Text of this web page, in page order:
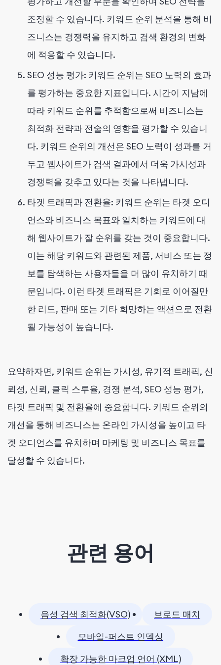
조정할 수 있습니다. 키워드 순위 분석을 통해 비
즈니스는 경쟁력을 유지하고 검색 환경의 변화
에 적응할 수 있습니다.
SEO 성능 평가: 키워드 순위는 SEO 노력의 효과
를 평가하는 중요한 지표입니다. 시간이 지남에
따라 키워드 순위를 추적함으로써 비즈니스는
최적화 전략과 전술의 영향을 평가할 수 있습니
다. 키워드 순위의 개선은 SEO 노력이 성과를 거
두고 웹사이트가 검색 결과에서 더욱 가시성과
경쟁력을 갖추고 있다는 것을 나타냅니다.
타겟 트래픽과 전환율: 키워드 순위는 타겟 오디
언스와 비즈니스 목표와 일치하는 키워드에 대
해 웹사이트가 잘 순위를 갖는 것이 중요합니다.
이는 해당 키워드와 관련된 제품, 서비스 또는 정
보를 탐색하는 사용자들을 더 많이 유치하기 때
문입니다. 이런 타겟 트래픽은 기회로 이어질만
한 리드, 판매 또는 기타 희망하는 액션으로 전환
될 가능성이 높습니다.
요약하자면, 키워드 순위는 가시성, 유기적 트래픽, 신
뢰성, 신뢰, 클릭 스루율, 경쟁 분석, SEO 성능 평가,
타겟 트래픽 및 전환율에 중요합니다. 키워드 순위의
개선을 통해 비즈니스는 온라인 가시성을 높이고 타
겟 오디언스를 유치하며 마케팅 및 비즈니스 목표를
달성할 수 있습니다.
관련 용어
음성 검색 최적화(VSO)
브로드 매치
모바일-퍼스트 인덱싱
확장 가능한 마크업 언어 (XML)